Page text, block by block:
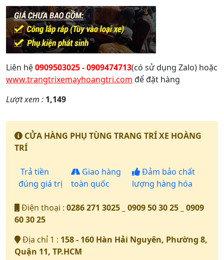
Liên hệ0909503025 - 0909474713(có sử dụng Zalo) hoặc
www.trangtrixemayhoangtri.com để đặt hàng
Lượt xem : 1,149
CỬA HÀNG PHỤ TÙNG TRANG TRÍ XE HOÀNG
TRÍ
Trả tiền
đúng giá trị
Giao hàng
toàn quốc
Đảm bảo chất
lượng hàng hóa
Điện thoại : 0286 271 3025 _ 0909 50 30 25 _ 0909
60 30 25
Địa chỉ 1 : 158 - 160 Hàn Hải Nguyên, Phường 8,
Quận 11, TP.HCM